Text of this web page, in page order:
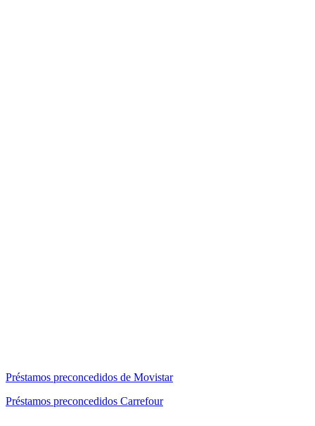
Préstamos preconcedidos de Movistar
Préstamos preconcedidos Carrefour